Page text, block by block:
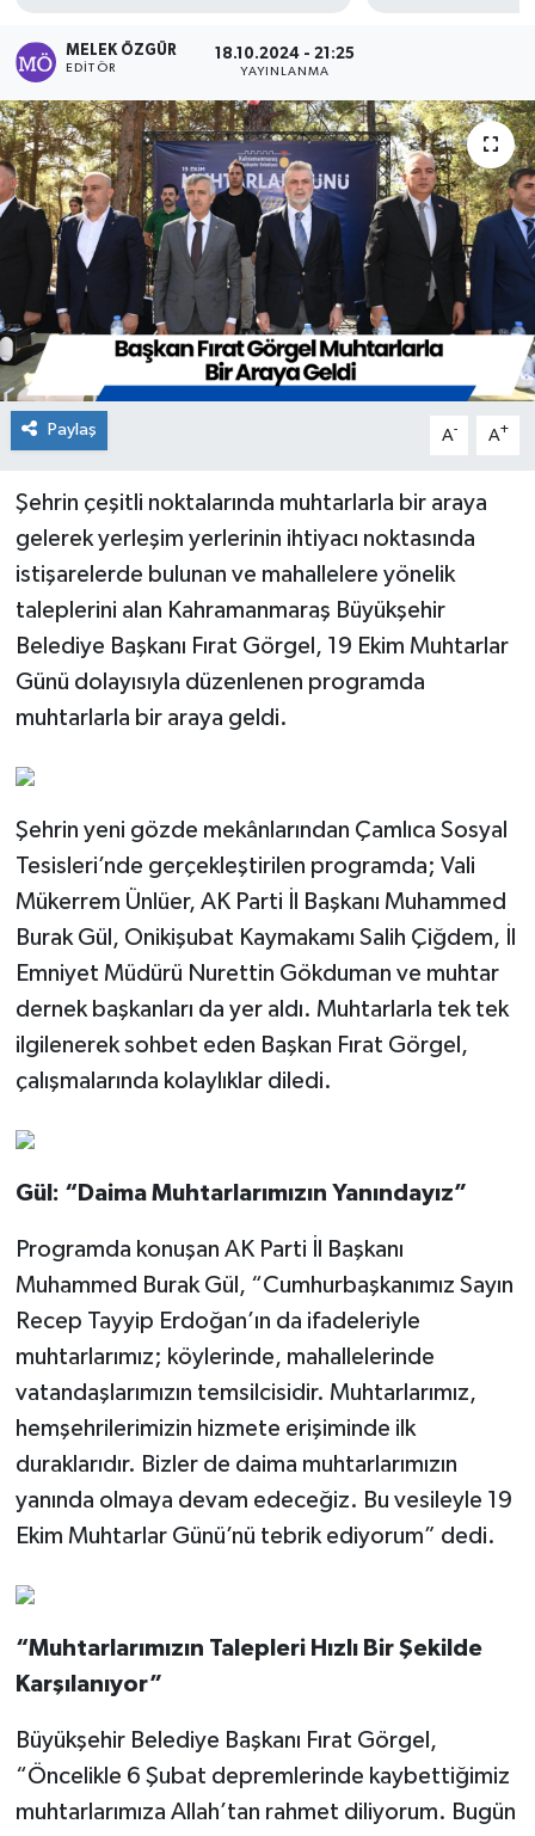
MELEK ÖZGÜR
EDITÖR
18.10.2024 - 21:25
YAYINLANMA
Paylaş A- A+
Şehrin çeşitli noktalarında muhtarlarla bir araya
gelerek yerleşim yerlerinin ihtiyacı noktasında
istişarelerde bulunan ve mahallelere yönelik
taleplerini alan Kahramanmaraş Büyükşehir
Belediye Başkanı Fırat Görgel, 19 Ekim Muhtarlar
Günü dolayısıyla düzenlenen programda
muhtarlarla bir araya geldi.
Şehrin yeni gözde mekânlarından Çamlıca Sosyal
Tesisleri’nde gerçekleştirilen programda; Vali
Mükerrem Ünlüer, AK Parti İl Başkanı Muhammed
Burak Gül, Onikişubat Kaymakamı Salih Çiğdem, İl
Emniyet Müdürü Nurettin Gökduman ve muhtar
dernek başkanları da yer aldı. Muhtarlarla tek tek
ilgilenerek sohbet eden Başkan Fırat Görgel,
çalışmalarında kolaylıklar diledi.
Gül: “Daima Muhtarlarımızın Yanındayız”
Programda konuşan AK Parti İl Başkanı
Muhammed Burak Gül, “Cumhurbaşkanımız Sayın
Recep Tayyip Erdoğan’ın da ifadeleriyle
muhtarlarımız; köylerinde, mahallelerinde
vatandaşlarımızın temsilcisidir. Muhtarlarımız,
hemşehrilerimizin hizmete erişiminde ilk
duraklarıdır. Bizler de daima muhtarlarımızın
yanında olmaya devam edeceğiz. Bu vesileyle 19
Ekim Muhtarlar Günü’nü tebrik ediyorum” dedi.
“Muhtarlarımızın Talepleri Hızlı Bir Şekilde
Karşılanıyor”
Büyükşehir Belediye Başkanı Fırat Görgel,
“Öncelikle 6 Şubat depremlerinde kaybettiğimiz
muhtarlarımıza Allah’tan rahmet diliyorum. Bugün